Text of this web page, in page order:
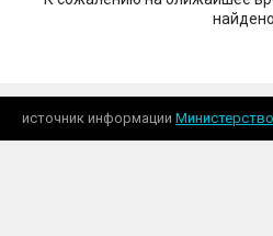
найдено.
источник информации